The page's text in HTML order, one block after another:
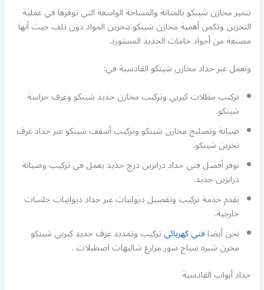
تتميز مخازن شينكو بالمتانة والمساحة الواسعة التي توفرها في عملية
التخزين وتكمن أهمية مخازن شينكو بتخزين المواد دون تلف حيث أنها
مصنعة من أجواد خامات الحديد المستورد.
ونعمل عبر حداد مخازن شينكو القادسية في:
تركيب مظلات كيربي وتركيب مخازن حديد شينكو وغرف حراسة
شينكو.
صيانة وتصليح مخازن شينكو وتركيب أسقف شينكو عبر حداد غرف
تخزين شينكو.
نوفر أفضل فني حداد درابزين درج حديد يعمل في تركيب وصيانة
درابزين حديد.
نقدم خدمة تركيب وتفصيل ديوانيات عبر حداد ديوانيات جلسات
خارجية.
نحن أيضافني كهربائيتركيب وتمديد غرف حديد كيربي شينكو
مخزن شبره سياج سور مزارع شاليهات اصطبلات .
حداد أبواب القادسية